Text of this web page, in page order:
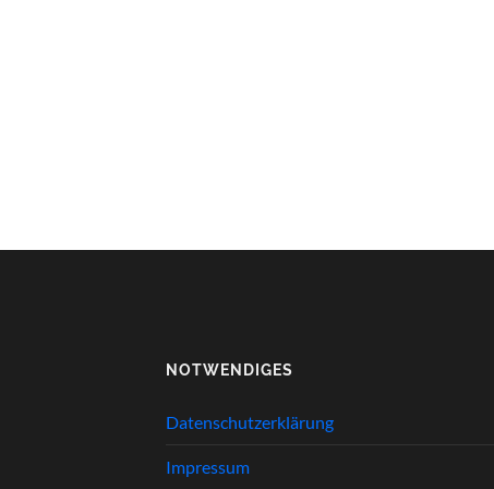
NOTWENDIGES
Datenschutzerklärung
Impressum